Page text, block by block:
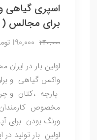
اسپری
برای مجالس
240,000 190,000 تومان
اولین بار در
واکس گیاهی و
پارچه ،کتان و
مخصوص کارمندان
ورنگ بودن برای
اولین بار تولید